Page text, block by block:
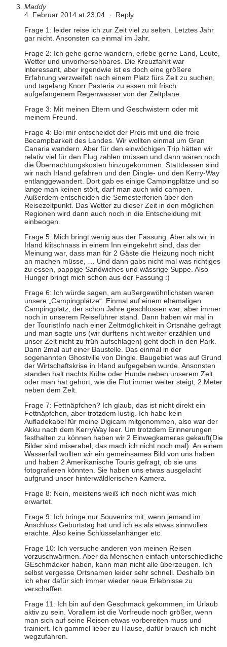
Maddy
4. Februar 2014 at 23:04 · Reply
Frage 1: leider reise ich zur Zeit viel zu selten. Letztes Jahr
gar nicht. Ansonsten ca einmal im Jahr.
Frage 2: Ich gehe gerne wandern, erlebe gerne Land, Leute,
Wetter und unvorhersehbares. Die Kreuzfahrt war
interessant, aber irgendwie ist es doch eine größere
Erfahrung verzweifelt nach einem Platz fürs Zelt zu suchen,
und tagelang Knorr Pasteria zu essen mit frisch
aufgefangenem Regenwasser von der Zeltplane.
Frage 3: Mit meinen Eltern und Geschwistern oder mit
meinem Freund.
Frage 4: Bei mir entscheidet der Preis mit und die freie
Becampbarkeit des Landes. Wir wollten einmal um Gran
Canaria wandern. Aber für den einwöchigen Trip hätten wir
relativ viel für den Flug zahlen müssen und dann wären noch
die Übernachtungskosten hinzugekommen. Stattdessen sind
wir nach Irland gefahren und den Dingle- und den Kerry-Way
entlanggewandert. Dort gab es einige Campingplätze und so
lange man keinen stört, darf man auch wild campen.
Außerdem entscheiden die Semesterferien über den
Reisezeitpunkt. Das Wetter zu dieser Zeit in den möglichen
Regionen wird dann auch noch in die Entscheidung mit
einbeogen.
Frage 5: Mich bringt wenig aus der Fassung. Aber als wir in
Irland klitschnass in einem Inn eingekehrt sind, das der
Meinung war, dass man für 2 Gäste die Heizung noch nicht
an machen müsse, … Und dann gabs nicht mal was richtiges
zu essen, pappige Sandwiches und wässrige Suppe. Also
Hunger bringt mich schon aus der Fassung :)
Frage 6: Ich würde sagen, am außergewöhnlichsten waren
unsere „Campingplätze“: Einmal auf einem ehemaligen
Campingplatz, der schon Jahre geschlossen war, aber immer
noch in unserem Reiseführer stand. Dann haben wir mal in
der TouristInfo nach einer Zeltmöglichkeit in Ortsnähe gefragt
und man sagte uns (wir durftens nicht weiter erzählen und
unser Zelt nicht zu früh aufschlagen) geht doch in den Park.
Dann 2mal auf einer Baustelle. Das einmal in der
sogenannten Ghostville von Dingle. Baugebiet was auf Grund
der Wirtschaftskrise in Irland aufgegeben wurde. Ansonsten
standen halt nachts Kühe oder Hunde neben unserem Zelt
oder man hat gehört, wie die Flut immer weiter steigt, 2 Meter
neben dem Zelt.
Frage 7: Fettnäpfchen? Ich glaub, das ist nicht direkt ein
Fettnäpfchen, aber trotzdem lustig. Ich habe kein
Aufladekabel für meine Digicam mitgenommen, also war der
Akku nach dem KerryWay leer. Um trotzdem Erinnerungen
festhalten zu können haben wir 2 Einwegkameras gekauft(Die
Bilder sind miserabel, das mach ich nicht noch mal). An einem
Wasserfall wollten wir ein gemeinsames Bild von uns haben
und haben 2 Amerikanische Touris gefragt, ob sie uns
fotografieren könnten. Sie haben uns etwas ausgelacht
aufgrund unser hinterwäldlerischen Kamera.
Frage 8: Nein, meistens weiß ich noch nicht was mich
erwartet.
Frage 9: Ich bringe nur Souvenirs mit, wenn jemand im
Anschluss Geburtstag hat und ich es als etwas sinnvolles
erachte. Also keine Schlüsselanhänger etc.
Frage 10: Ich versuche anderen von meinen Reisen
vorzuschwärmen. Aber da Menschen einfach unterschiedliche
GEschmäcker haben, kann man nicht alle überzeugen. Ich
selbst vergesse Ortsnamen leider sehr schnell. Deshalb bin
ich eher dafür sich immer wieder neue Erlebnisse zu
verschaffen.
Frage 11: Ich bin auf den Geschmack gekommen, im Urlaub
aktiv zu sein. Vorallem ist die Vorfreude noch größer, wenn
man sich auf seine Reisen etwas vorbereiten muss und
trainiert. Ich gammel lieber zu Hause, dafür brauch ich nicht
wegzufahren.